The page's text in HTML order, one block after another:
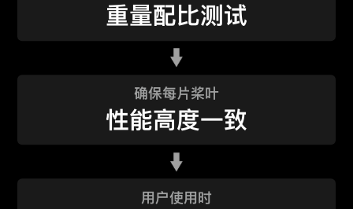
重量配比测试
确保每片桨叶
性能高度一致
用户使用时